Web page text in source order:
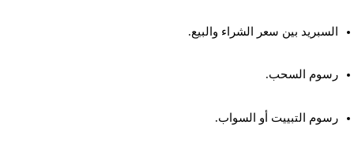
السبريد بين سعر الشراء والبيع.
رسوم السحب.
رسوم التبييت أو السواب.